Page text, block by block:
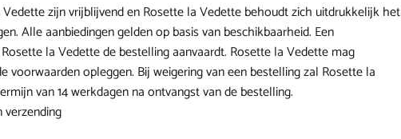
zijn vrijblijvend en Rosette la Vedette behoudt zich uitdrukkelijk het
Alle aanbiedingen gelden op basis van beschikbaarheid. Een
la Vedette de bestelling aanvaardt. Rosette la Vedette mag
voorwaarden opleggen. Bij weigering van een bestelling zal Rosette la
van 14 werkdagen na ontvangst van de bestelling.